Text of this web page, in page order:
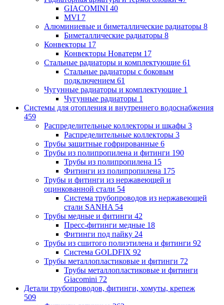
GIACOMINI 40
MVI 7
Алюминиевые и биметаллические радиаторы 8
Биметаллические радиаторы 8
Конвекторы 17
Конвекторы Новатерм 17
Стальные радиаторы и комплектующие 61
Стальные радиаторы с боковым
подключением 61
Чугунные радиаторы и комплектующие 1
Чугунные радиаторы 1
Системы для отопления и внутреннего водоснабжения
459
Распределительные коллекторы и шкафы 3
Распределительные коллекторы 3
Трубы защитные гофрированные 6
Трубы из полипропилена и фитинги 190
Трубы из полипропилена 15
Фитинги из полипропилена 175
Трубы и фитинги из нержавеющей и
оцинкованной стали 54
Система трубопроводов из нержавеющей
стали SANHA 54
Трубы медные и фитинги 42
Пресс-фитинги медные 18
Фитинги под пайку 24
Трубы из сшитого полиэтилена и фитинги 92
Система GOLDFIX 92
Трубы металлопластиковые и фитинги 72
Трубы металлопластиковые и фитинги
Giacomini 72
Детали трубопроводов, фитинги, хомуты, крепеж
509